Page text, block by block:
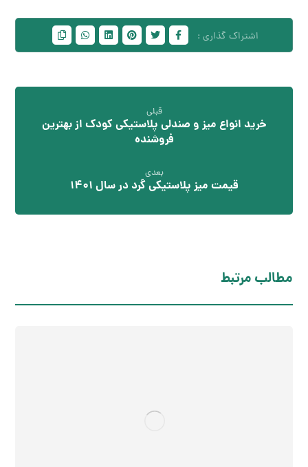
قبلی
خرید انواع میز و صندلی پلاستیکی کودک از بهترین
فروشنده
بعدی
قیمت میز پلاستیکی گرد در سال 1401
مطالب مرتبط